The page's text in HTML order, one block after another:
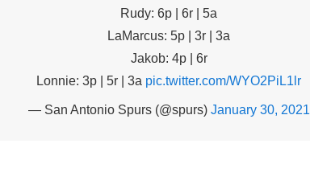
Rudy: 6p | 6r | 5a
LaMarcus: 5p | 3r | 3a
Jakob: 4p | 6r
Lonnie: 3p | 5r | 3a pic.twitter.com/WYO2PiL1lr
— San Antonio Spurs (@spurs) January 30, 2021